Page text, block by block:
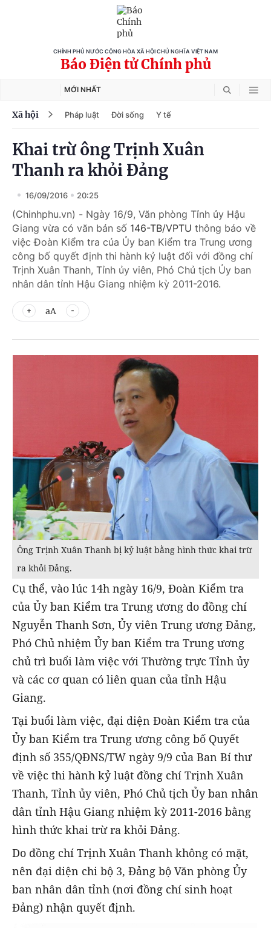
CHÍNH PHỦ NƯỚC CỘNG HÒA XÃ HỘI CHỦ NGHĨA VIỆT NAM
Báo Điện tử Chính phủ
MỚI NHẤT
Xã hội Pháp luật Đời sống Y tế
Khai trừ ông Trịnh Xuân
Thanh ra khỏi Đảng
16/09/2016 20:25
(Chinhphu.vn) - Ngày 16/9, Văn phòng Tỉnh ủy Hậu
Giang vừa có văn bản số 146-TB/VPTU thông báo về
việc Đoàn Kiểm tra của Ủy ban Kiểm tra Trung ương
công bố quyết định thi hành kỷ luật đối với đồng chí
Trịnh Xuân Thanh, Tỉnh ủy viên, Phó Chủ tịch Ủy ban
nhân dân tỉnh Hậu Giang nhiệm kỳ 2011-2016.
aA
Ông Trịnh Xuân Thanh bị kỷ luật bằng hình thức khai trừ
ra khỏi Đảng.
Cụ thể, vào lúc 14h ngày 16/9, Đoàn Kiểm tra
của Ủy ban Kiểm tra Trung ương do đồng chí
Nguyễn Thanh Sơn, Ủy viên Trung ương Đảng,
Phó Chủ nhiệm Ủy ban Kiểm tra Trung ương
chủ trì buổi làm việc với Thường trực Tỉnh ủy
và các cơ quan có liên quan của tỉnh Hậu
Giang.
Tại buổi làm việc, đại diện Đoàn Kiểm tra của
Ủy ban Kiểm tra Trung ương công bố Quyết
định số 355/QĐNS/TW ngày 9/9 của Ban Bí thư
về việc thi hành kỷ luật đồng chí Trịnh Xuân
Thanh, Tỉnh ủy viên, Phó Chủ tịch Ủy ban nhân
dân tỉnh Hậu Giang nhiệm kỳ 2011-2016 bằng
hình thức khai trừ ra khỏi Đảng.
Do đồng chí Trịnh Xuân Thanh không có mặt,
nên đại diện chi bộ 3, Đảng bộ Văn phòng Ủy
ban nhân dân tỉnh (nơi đồng chí sinh hoạt
Đảng) nhận quyết định.